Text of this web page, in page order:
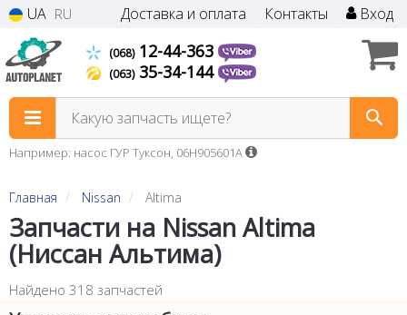
UA RU Доставка и оплата Контакты Вход
(068)12-44-363
(063)35-34-144
Какую запчасть ищете?
Например: насос ГУР Туксон, 06H905601A
Главная Nissan Altima
Запчасти на Nissan Altima
(Ниссан Альтима)
Найдено 318 запчастей